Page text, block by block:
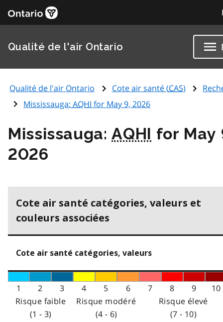
Qualité de l'air Ontario
Qualité de l'air Ontario Cote air santé (CAS)
Mississauga:AQHI for May 9, 2026
Mississauga:AQHI for May
2026
Cote air santé catégories, valeurs et
couleurs associées
Cote air santé catégories, valeurs
1 2 3 4 5 6 7 8 9
10
Risque faible
(1 - 3)
Risque modéré
(4 - 6)
Risque élevé
(7 - 10)